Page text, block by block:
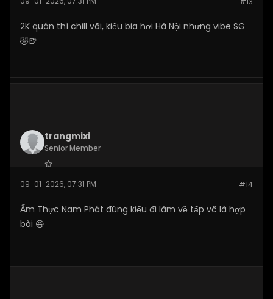
Posts: 111
2K quán thì chill vãi, kiểu bia hơi Hà Nội nhưng vibe SG
🤣🍺
trangmixi
Senior Member
Posts: 110 #14
09-01-2026, 07:31 PM
Ẩm Thực Nam Phát đúng kiểu đi làm về tấp vô là hợp
bài 😆